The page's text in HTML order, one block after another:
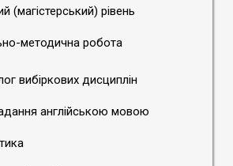
(магістерський) рівень
методична робота
вибіркових дисциплін
англійською мовою